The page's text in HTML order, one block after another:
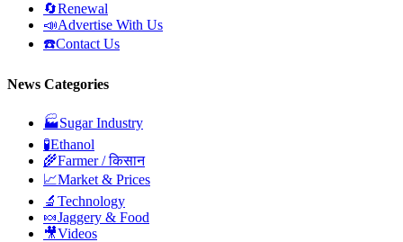
🔄Renewal
📣Advertise With Us
☎️Contact Us
News Categories
🏭Sugar Industry
🧪Ethanol
🌾Farmer / किसान
📈Market & Prices
🔬 Technology
🍬Jaggery & Food
🎥Videos